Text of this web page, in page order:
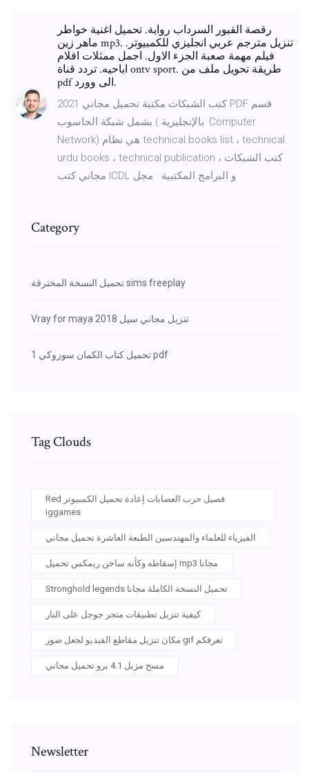
رقصة القبور السرداب رواية. تحميل اغنية خواطر
ماهر زين mp3. تنزيل مترجم عربي انجليزي للكمبيوتر.
فيلم مهمة صعبة الجزء الاول. اجمل ممثلات افلام
اباحيه. تردد قناة ontv sport. طريقة تحويل ملف من
pdf الى وورد.
كتب الشبكات مكتبة تحميل مجاني 2021 PDF قسم
يشمل شبكة الحاسوب ( بالإنجليزية: Computer
Network) هي نظام technical books list ، technical
urdu books ، technical publication ، كتب الشبكات
مجاني كتب ICDL و البرامج المكتبية · مجل
Category
تحميل النسخة المخترقة sims freeplay
Vray for maya 2018 تنزيل مجاني سيل
تحميل كتاب الكمان سوزوكي 1 pdf
Tag Clouds
Red فصيل حرب العصابات إعادة تحميل الكمبيوتر
iggames
الفيزياء للعلماء والمهندسين الطبعة العاشرة تحميل مجاني
إسقاطه وكأنه ساخن ريمكس تحميل mp3 مجانا
Stronghold legends تحميل النسخة الكاملة مجانا
كيفية تنزيل تطبيقات متجر جوجل على النار
مكان تنزيل مقاطع الفيديو لجعل صور gif نعرفكم
مسح مزيل 4.1 برو تحميل مجاني
Newsletter